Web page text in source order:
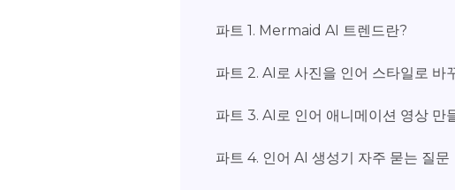
파트 1. Mermaid AI 트렌드란?
파트 2. AI로 사진을 인어 스타일로 바
파트 3. AI로 인어 애니메이션 영상 만
파트 4. 인어 AI 생성기 자주 묻는 질문